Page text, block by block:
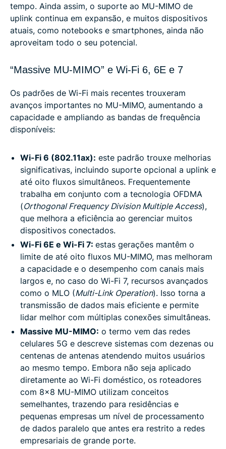
tempo. Ainda assim, o suporte ao MU-MIMO de
uplink continua em expansão, e muitos dispositivos
atuais, como notebooks e smartphones, ainda não
aproveitam todo o seu potencial.
“Massive MU-MIMO” e Wi-Fi 6, 6E e 7
Os padrões de Wi-Fi mais recentes trouxeram
avanços importantes no MU-MIMO, aumentando a
capacidade e ampliando as bandas de frequência
disponíveis:
Wi-Fi 6 (802.11ax): este padrão trouxe melhorias
significativas, incluindo suporte opcional a uplink e
até oito fluxos simultâneos. Frequentemente
trabalha em conjunto com a tecnologia OFDMA
(Orthogonal Frequency Division Multiple Access),
que melhora a eficiência ao gerenciar muitos
dispositivos conectados.
Wi-Fi 6E e Wi-Fi 7: estas gerações mantêm o
limite de até oito fluxos MU-MIMO, mas melhoram
a capacidade e o desempenho com canais mais
largos e, no caso do Wi-Fi 7, recursos avançados
como o MLO (Multi-Link Operation). Isso torna a
transmissão de dados mais eficiente e permite
lidar melhor com múltiplas conexões simultâneas.
Massive MU-MIMO: o termo vem das redes
celulares 5G e descreve sistemas com dezenas ou
centenas de antenas atendendo muitos usuários
ao mesmo tempo. Embora não seja aplicado
diretamente ao Wi-Fi doméstico, os roteadores
com 8×8 MU-MIMO utilizam conceitos
semelhantes, trazendo para residências e
pequenas empresas um nível de processamento
de dados paralelo que antes era restrito a redes
empresariais de grande porte.